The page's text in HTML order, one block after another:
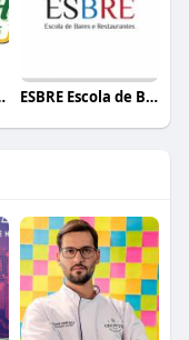
ESBRE Escola de Bares e Restaurantes